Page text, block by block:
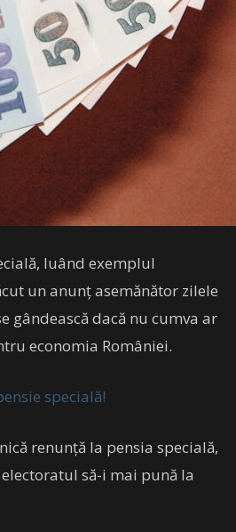
luând exemplul
un anunț asemănător zilele
gândească dacă nu cumva ar
economia României.
specială!
renunță la pensia specială,
să-i mai pună la